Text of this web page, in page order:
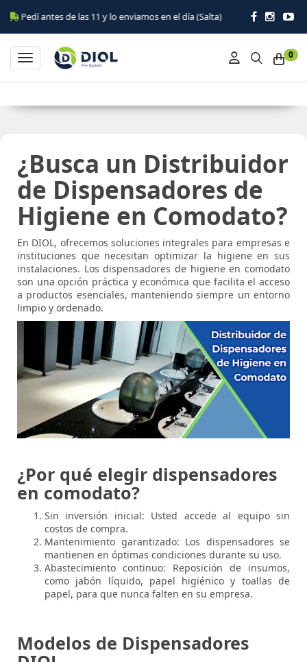
antes de las 11 y lo enviamos en el día (Salta)
0
Toggle navigation
¿Busca un Distribuidor
de Dispensadores de
Higiene en Comodato?
En DIOL, ofrecemos soluciones integrales para empresas e
instituciones que necesitan optimizar la higiene en sus
instalaciones. Los dispensadores de higiene en comodato
son una opción práctica y económica que facilita el acceso
a productos esenciales, manteniendo siempre un entorno
limpio y ordenado.
¿Por qué elegir dispensadores
en comodato?
Sin inversión inicial: Usted accede al equipo sin
costos de compra.
Mantenimiento garantizado: Los dispensadores se
mantienen en óptimas condiciones durante su uso.
Abastecimiento continuo: Reposición de insumos,
como jabón líquido, papel higiénico y toallas de
papel, para que nunca falten en su empresa.
Modelos de Dispensadores